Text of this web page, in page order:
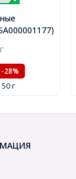
около
-28%
г